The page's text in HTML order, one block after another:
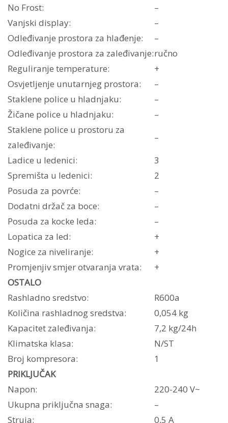
No Frost:
–
Vanjski display:
–
Odleđivanje prostora za hlađenje:
–
Odleđivanje prostora za zaleđivanje:ručno
Reguliranje temperature:
+
Osvjetljenje unutarnjeg prostora:
–
Staklene police u hladnjaku:
–
Žičane police u hladnjaku:
–
Staklene police u prostoru za
zaleđivanje:
–
Ladice u ledenici:
3
Spremišta u ledenici:
2
Posuda za povrće:
–
Dodatni držač za boce:
–
Posuda za kocke leda:
–
Lopatica za led:
+
Nogice za niveliranje:
+
Promjenjiv smjer otvaranja vrata:
+
OSTALO
Rashladno sredstvo:
R600a
Količina rashladnog sredstva:
0,054 kg
Kapacitet zaleđivanja:
7,2 kg/24h
Klimatska klasa:
N/ST
Broj kompresora:
1
PRIKLJUČAK
Napon:
220-240 V~
Ukupna priključna snaga:
–
Struja:
0,5 A